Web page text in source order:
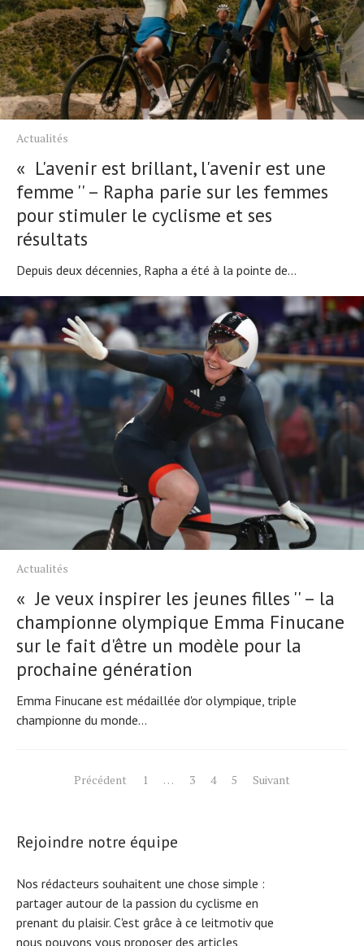
Actualités
« L'avenir est brillant, l'avenir est une
femme '' – Rapha parie sur les femmes
pour stimuler le cyclisme et ses
résultats
Depuis deux décennies, Rapha a été à la pointe de...
Actualités
« Je veux inspirer les jeunes filles '' – la
championne olympique Emma Finucane
sur le fait d'être un modèle pour la
prochaine génération
Emma Finucane est médaillée d'or olympique, triple
championne du monde...
Pagination
publications
Précédent 1 … 3 4 5 Suivant
Rejoindre notre équipe
Nos rédacteurs souhaitent une chose simple :
partager autour de la passion du cyclisme en
prenant du plaisir. C'est grâce à ce leitmotiv que
nous pouvons vous proposer des articles